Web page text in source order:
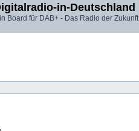
in-Deutschland
Board für DAB+ - Das Radio der Zukunft